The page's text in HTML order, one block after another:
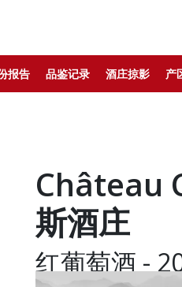
报告 品鉴记录 酒庄掠影 产
Château
斯酒庄
红葡萄酒 -